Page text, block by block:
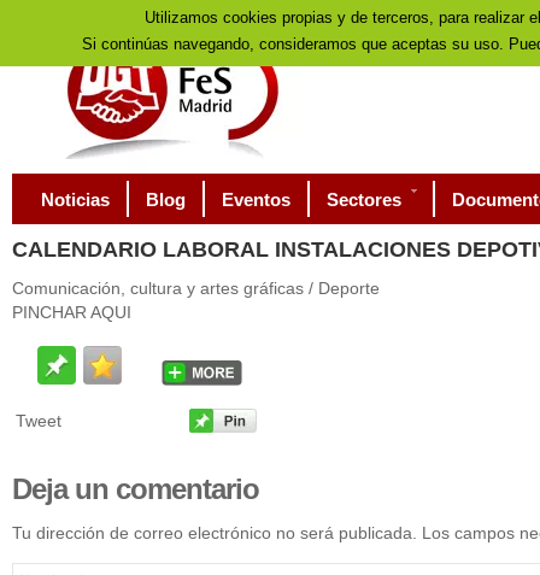
Noticias Blog Eventos Sectores
CALENDARIO LABORAL INSTALACIONES
Comunicación, cultura y artes gráficas / Deporte
PINCHAR AQUI
Tweet
Dejaun comentario
Tu dirección de correo electrónico no será publicada. Los campos
Utilizamos cookies propias y de terceros, para realizar
Si continúas navegando, consideramos que aceptas su uso.